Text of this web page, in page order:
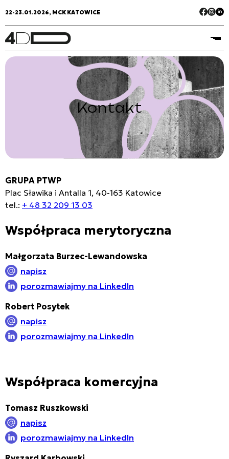
22-23.01.2026, MCK KATOWICE
Kontakt
GRUPA PTWP
Plac Sławika i Antalla 1, 40-163 Katowice
tel.: + 48 32 209 13 03
Współpraca merytoryczna
Małgorzata Burzec-Lewandowska
napisz
porozmawiajmy na LinkedIn
Robert Posytek
napisz
porozmawiajmy na LinkedIn
Współpraca komercyjna
Tomasz Ruszkowski
napisz
porozmawiajmy na LinkedIn